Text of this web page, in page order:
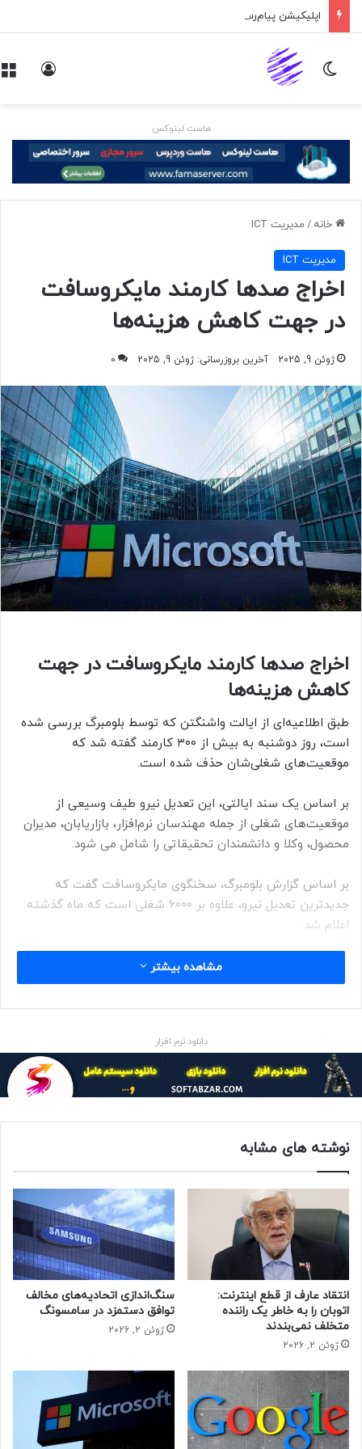
اپلیکیشن پیام‌رسان ایکس در راه است
تغییر پوسته
هاست لینوکس
خانه / مديريت ICT
مديريت ICT
اخراج صدها کارمند مایکروسافت
در جهت کاهش هزینه‌ها
ژوئن 9, 2025 آخرین بروزرسانی: ژوئن 9, 2025 0
اخراج صدها کارمند مایکروسافت در جهت
کاهش هزینه‌ها
طبق اطلاعیه‌ای از ایالت واشنگتن که توسط بلومبرگ بررسی شده
است، روز دوشنبه به بیش از ۳۰۰ کارمند گفته شد که
موقعیت‌های شغلی‌شان حذف شده است.
بر اساس یک سند ایالتی، این تعدیل نیرو طیف وسیعی از
موقعیت‌های شغلی از جمله مهندسان نرم‌افزار، بازاریابان، مدیران
محصول، وکلا و دانشمندان تحقیقاتی را شامل می شود.
بر اساس گزارش بلومبرگ، سخنگوی مایکروسافت گفت که
جدیدترین تعدیل نیرو، علاوه بر ۶۰۰۰ شغلی است که ماه گذشته
اعلام شد.
این سخنگو گفت: ما همچنان به اجرای تغییرات سازمانی لازم برای
بهترین موقعیت شرکت برای موفقیت در یک بازار پویا ادامه
می‌دهیم.
حتما بخوانید :معاون وزیر ارتباطات وعده داد: اینترنت با
کیفیت در راه است
مایکروسافت
مشاهده بیشتر
دانلود نرم افزار
نوشته های مشابه
انتقاد عارف از قطع اینترنت:
اتوبان را به خاطر یک راننده
متخلف نمی‌بندند
ژوئن 2, 2026
سنگ‌اندازی اتحادیه‌های مخالف
توافق دستمزد در سامسونگ
ژوئن 2, 2026